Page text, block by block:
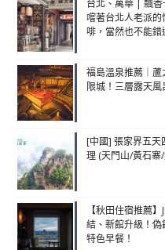
台北、萬華 | 飄香
嚐著台北人老派
啡，當然也不能
福島溫泉推薦｜
限城！三層露天風
[中國] 張家界五
理 (天門山/黃石寨
【秋田住宿推薦
結、新館升級！
特色早餐！